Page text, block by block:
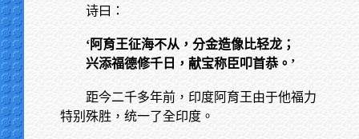
诗曰：
‘阿育王征海不从，分金造像比轻龙；
兴添福德修千日，献宝称臣叩首恭。’
距今二千多年前，印度阿育王由于他福力
特别殊胜，统一了全印度。